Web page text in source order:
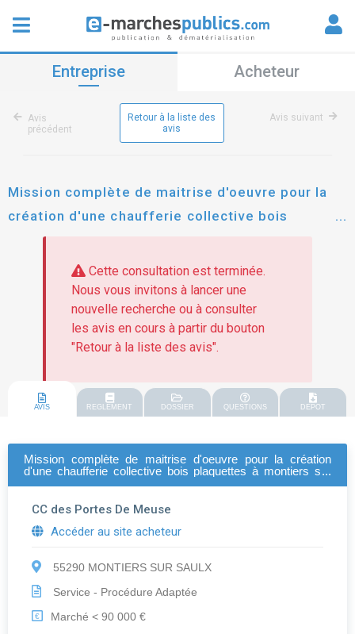
Entreprise Acheteur
Avis
précédent
Retour à la liste des
avis
Avis suivant
Mission complète de maitrise d'oeuvre pour la
création d'une chaufferie collective bois
plaquettes à montiers sur saulx
Cette consultation est terminée.
Nous vous invitons à lancer une
nouvelle recherche ou à consulter
les avis en cours à partir du bouton
"Retour à la liste des avis".
AVIS REGLEMENT DOSSIER QUESTIONS DEPOT
Mission complète de maitrise d'oeuvre pour la création
d'une chaufferie collective bois plaquettes à montiers sur
CC des Portes De Meuse
Accéder au site acheteur
55290 MONTIERS SUR SAULX
Service - Procédure Adaptée
€
Marché < 90 000 €